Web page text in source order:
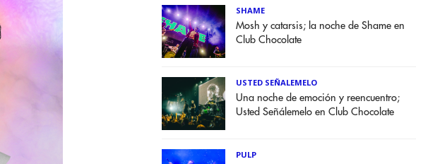
SHAME
Mosh y catarsis; la noche de Shame en
Club Chocolate
USTED SEÑALEMELO
Una noche de emoción y reencuentro;
Usted Señálemelo en Club Chocolate
PULP